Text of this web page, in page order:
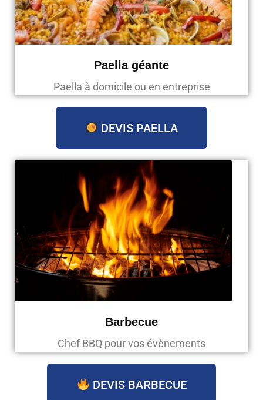
Paella géante
Paella à domicile ou en entreprise
DEVIS PAELLA
Barbecue
Chef BBQ pour vos évènements
DEVIS BARBECUE